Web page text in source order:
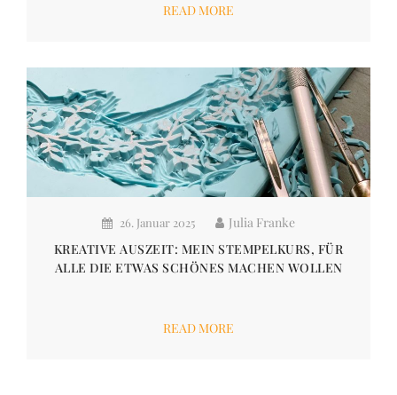
READ MORE
26. Januar 2025
Julia Franke
KREATIVE AUSZEIT: MEIN STEMPELKURS, FÜR
ALLE DIE ETWAS SCHÖNES MACHEN WOLLEN
READ MORE